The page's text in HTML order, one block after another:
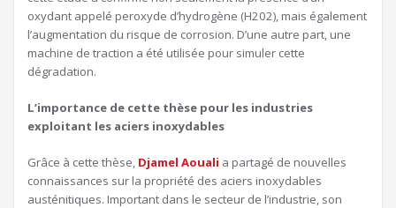
oxydant appelé peroxyde d’hydrogène (H202), mais également
l’augmentation du risque de corrosion. D’une autre part, une
machine de traction a été utilisée pour simuler cette
dégradation.
L’importance de cette thèse pour les industries
exploitant les aciers inoxydables
Grâce à cette thèse, Djamel Aouali a partagé de nouvelles
connaissances sur la propriété des aciers inoxydables
austénitiques. Important dans le secteur de l’industrie, son